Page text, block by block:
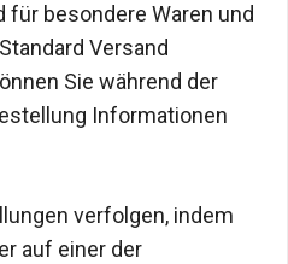
für besondere Waren und
Versand
Sie während der
Informationen
verfolgen, indem
auf einer der